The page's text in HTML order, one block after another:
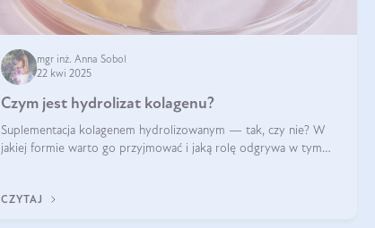
mgr inż. Anna Sobol
22 kwi 2025
Czym jest hydrolizat kolagenu?
Suplementacja kolagenem hydrolizowanym — tak, czy nie? W
jakiej formie warto go przyjmować i jaką rolę odgrywa w tym
CZYTAJ